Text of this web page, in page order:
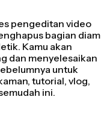
tampilannya
Canvas kami!
mengambil satu
agar pas di setiap
Instagram,